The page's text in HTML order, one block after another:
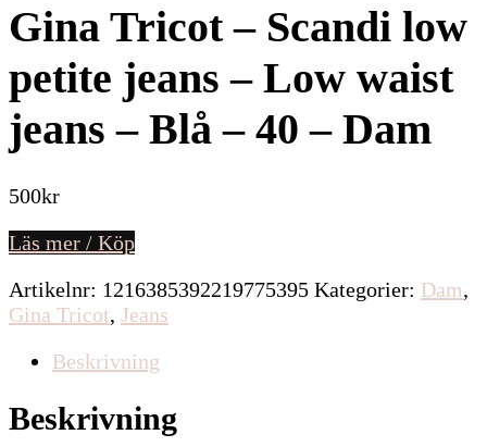
Gina Tricot – Scandi low
petite jeans – Low waist
jeans – Blå – 40 – Dam
500kr
Läs mer / Köp
Artikelnr: 1216385392219775395 Kategorier: Dam,
Gina Tricot, Jeans
Beskrivning
Beskrivning